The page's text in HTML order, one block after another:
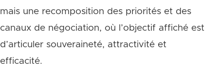
mais une recomposition des priorités et des
canaux de négociation, où l’objectif affiché est
d’articuler souveraineté, attractivité et
efficacité.